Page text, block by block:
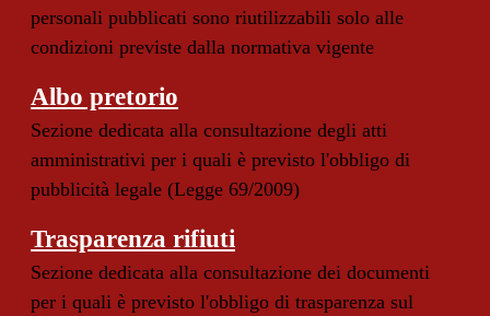
personali pubblicati sono riutilizzabili solo alle
condizioni previste dalla normativa vigente
Albo pretorio
Sezione dedicata alla consultazione degli atti
amministrativi per i quali è previsto l'obbligo di
pubblicità legale (Legge 69/2009)
Trasparenza rifiuti
Sezione dedicata alla consultazione dei documenti
per i quali è previsto l'obbligo di trasparenza sul